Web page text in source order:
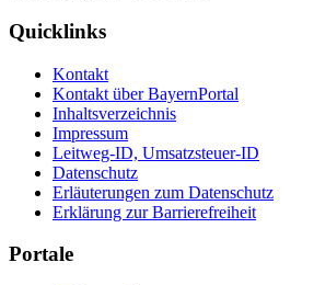
Quicklinks
Kontakt
Kontakt über BayernPortal
Inhaltsverzeichnis
Impressum
Leitweg-ID, Umsatzsteuer-ID
Datenschutz
Erläuterungen zum Datenschutz
Erklärung zur Barrierefreiheit
Portale